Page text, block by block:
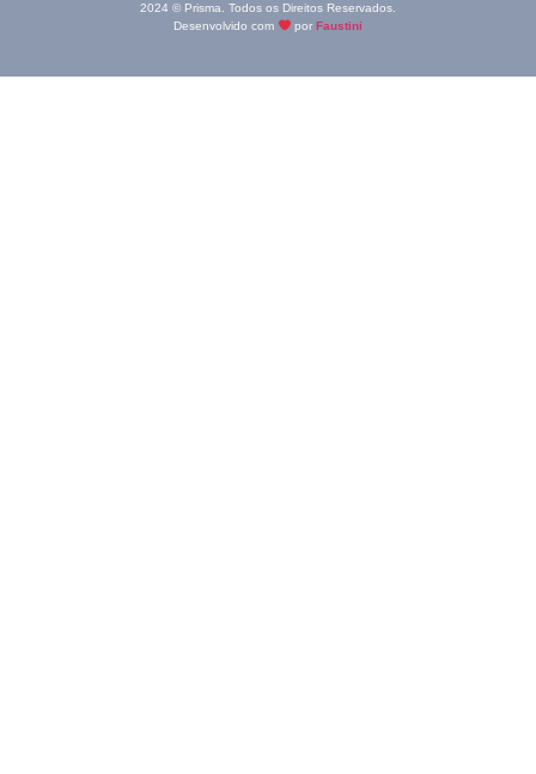
2024 © Prisma. Todos os Direitos Reservados.
Desenvolvido com
por Faustini